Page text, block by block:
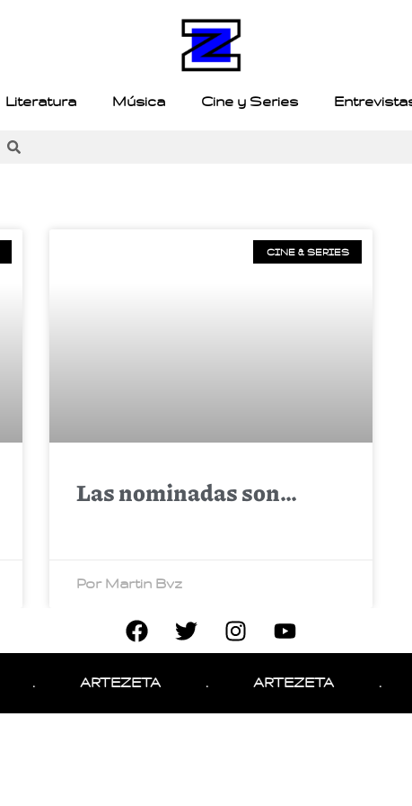
Literatura Música Cine y Series
CINE & SERIES
Las nominadas son…
Por Martin Bvz
ARTEZETA ARTEZETA